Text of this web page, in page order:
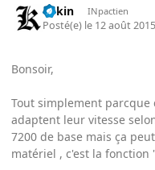
Vekin INpactien
Posté(e) le 12 août 2015
Bonsoir,
Tout simplement
adaptent leur vitesse
7200 de base mais ça
matériel , c'est la